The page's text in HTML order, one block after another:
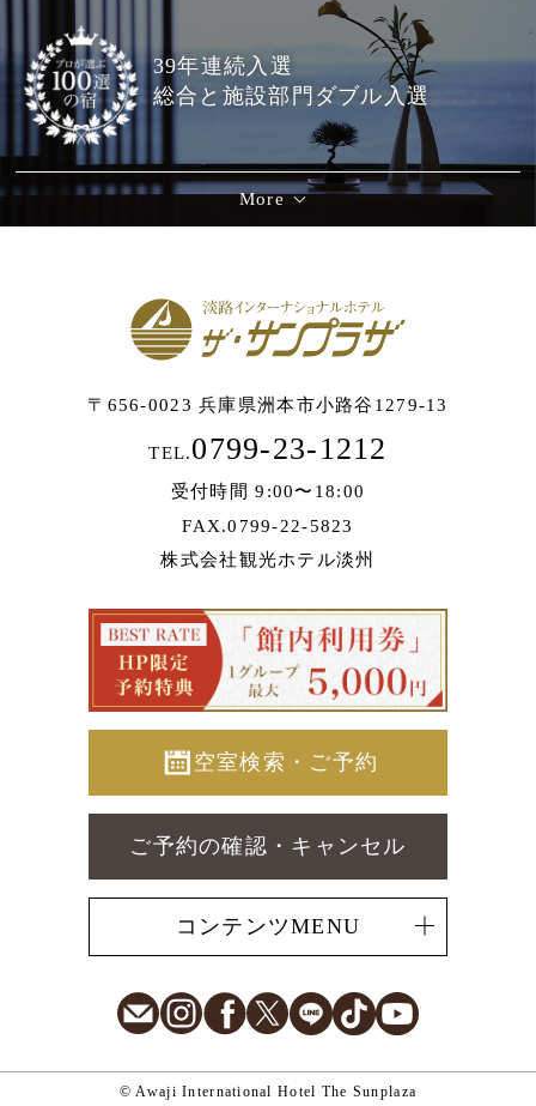
39年連続入選
総合と施設部門ダブル入選
More
〒656-0023 兵庫県洲本市小路谷1279-13
TEL.0799-23-1212
受付時間 9:00〜18:00
FAX.0799-22-5823
株式会社観光ホテル淡州
空室検索・ご予約
ご予約の確認・キャンセル
コンテンツMENU
E-MailInstagramFacebook
X LINETikTok
© Awaji International Hotel The Sunplaza